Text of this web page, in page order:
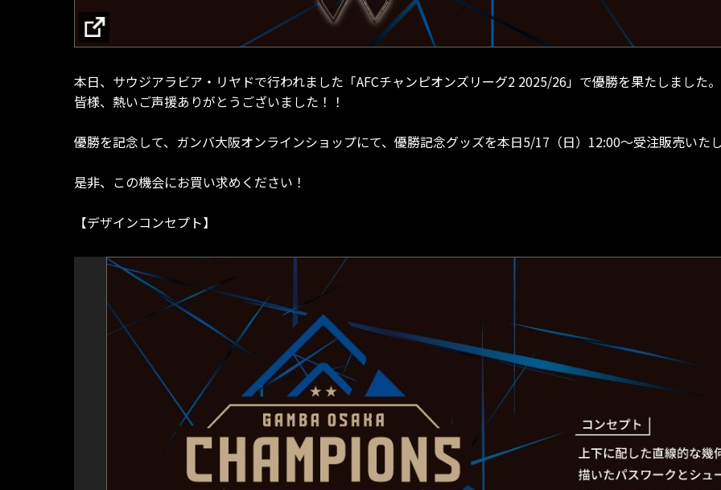
本日、サウジアラビア・リヤドで行われました「AFCチャンピオンズリーグ2 2025/26」で優勝を果たしました。
皆様、熱いご声援ありがとうございました！！
優勝を記念して、ガンバ大阪オンラインショップにて、優勝記念グッズを本日5/17（日）12:00～受注販売いた
是非、この機会にお買い求めください！
【デザインコンセプト】